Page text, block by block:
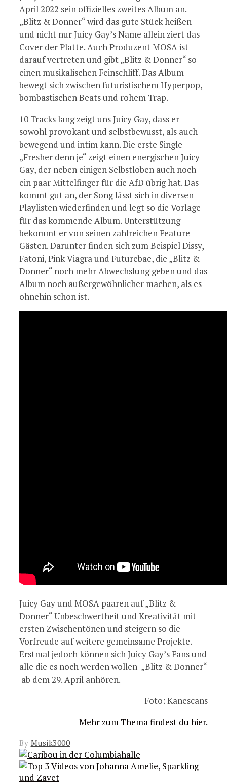
April 2022 sein offizielles zweites Album an.
„Blitz & Donner“ wird das gute Stück heißen
und nicht nur Juicy Gay’s Name allein ziert das
Cover der Platte. Auch Produzent MOSA ist
darauf vertreten und gibt „Blitz & Donner“ so
einen musikalischen Feinschliff. Das Album
bewegt sich zwischen futuristischem Hyperpop,
bombastischen Beats und rohem Trap.
10 Tracks lang zeigt uns Juicy Gay, dass er
sowohl provokant und selbstbewusst, als auch
bewegend und intim kann. Die erste Single
„Fresher denn je“ zeigt einen energischen Juicy
Gay, der neben einigen Selbstloben auch noch
ein paar Mittelfinger für die AfD übrig hat. Das
kommt gut an, der Song lässt sich in diversen
Playlisten wiederfinden und legt so die Vorlage
für das kommende Album. Unterstützung
bekommt er von seinen zahlreichen Feature-
Gästen. Darunter finden sich zum Beispiel Dissy,
Fatoni, Pink Viagra und Futurebae, die „Blitz &
Donner“ noch mehr Abwechslung geben und das
Album noch außergewöhnlicher machen, als es
ohnehin schon ist.
Juicy Gay und MOSA paaren auf „Blitz &
Donner“ Unbeschwertheit und Kreativität mit
ersten Zwischentönen und steigern so die
Vorfreude auf weitere gemeinsame Projekte.
Erstmal jedoch können sich Juicy Gay’s Fans und
alle die es noch werden wollen „Blitz & Donner“
ab dem 29. April anhören.
Foto: Kanescans
Mehr zum Thema findest du hier.
By Musik3000